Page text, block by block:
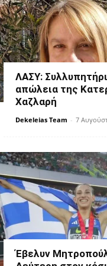
ΛΑΣΥ:
απώλεια της
Χαζλαρή
Dekeleias Team - 7
Έβελυν